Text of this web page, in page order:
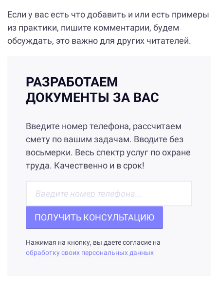
Если у вас есть что добавить и или есть примеры
из практики, пишите комментарии, будем
обсуждать, это важно для других читателей.
РАЗРАБОТАЕМ
ДОКУМЕНТЫ ЗА ВАС
Введите номер телефона, рассчитаем
смету по вашим задачам. Вводите без
восьмерки. Весь спектр услуг по охране
труда. Качественно и в срок!
ПОЛУЧИТЬ КОНСУЛЬТАЦИЮ
Нажимая на кнопку, вы даете согласие на
обработку своих персональных данных